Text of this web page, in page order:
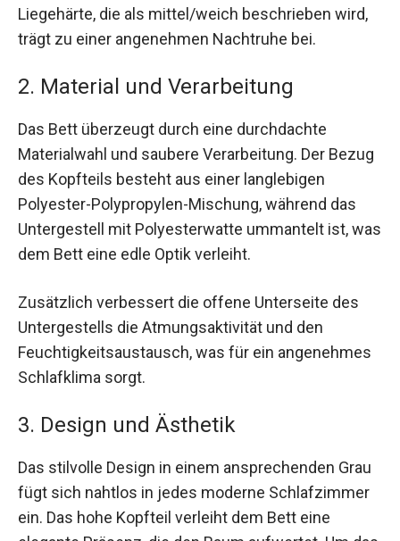
Liegehärte, die als mittel/weich beschrieben wird,
trägt zu einer angenehmen Nachtruhe bei.
2. Material und Verarbeitung
Das Bett überzeugt durch eine durchdachte
Materialwahl und saubere Verarbeitung. Der Bezug
des Kopfteils besteht aus einer langlebigen
Polyester-Polypropylen-Mischung, während das
Untergestell mit Polyesterwatte ummantelt ist, was
dem Bett eine edle Optik verleiht.
Zusätzlich verbessert die offene Unterseite des
Untergestells die Atmungsaktivität und den
Feuchtigkeitsaustausch, was für ein angenehmes
Schlafklima sorgt.
3. Design und Ästhetik
Das stilvolle Design in einem ansprechenden Grau
fügt sich nahtlos in jedes moderne Schlafzimmer
ein. Das hohe Kopfteil verleiht dem Bett eine